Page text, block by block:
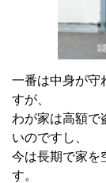
一番は中身が守
すが、
わが家は高額で
いのですし、
今は長期で家を
す。